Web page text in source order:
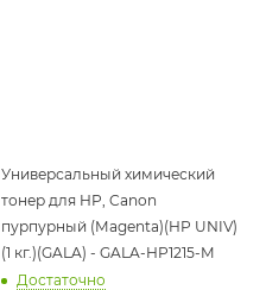
Универсальный химический
тонер для HP, Canon
пурпурный (Magenta)(HP UNIV)
(1 кг.)(GALA) - GALA-HP1215-M
Достаточно